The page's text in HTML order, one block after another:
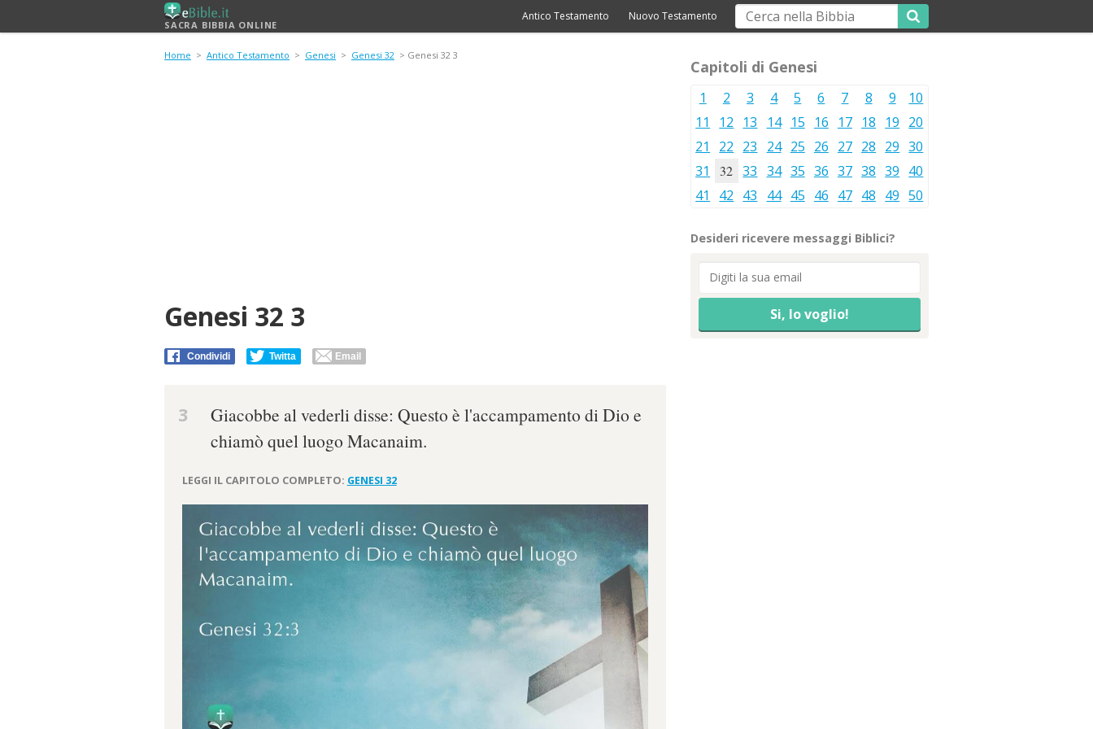
SACRA BIBBIA ONLINE
Antico Testamento Nuovo Testamento
Home > Antico Testamento > Genesi > Genesi 32 > Genesi 32 3
Genesi 32 3
Condividi Twitta Email
3
Giacobbe al vederli disse: Questo è l'accampamento di Dio e
chiamò quel luogo Macanaim.
LEGGI IL CAPITOLO COMPLETO: GENESI 32
Capitoli di Genesi
1 2 3 4 5 6 7 8 9
10
11
12 13 14 15 16 17 18 19 20
21
22 23 24 25 26 27 28 29 30
31
32 33 34 35 36 37 38 39 40
41
42 43 44 45 46 47 48 49 50
Desideri ricevere messaggi Biblici?